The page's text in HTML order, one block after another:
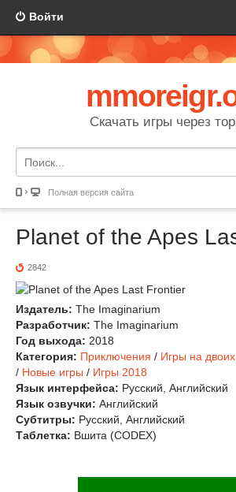
Войти
Скачать игры через
Полная версия сайта
Planet of the Apes
2842
Издатель: The Imaginarium
Разработчик: The Imaginarium
Год выхода: 2018
Категория: Приключения / Игры на двоих
/ Новые игры / Игры 2018
Язык интерфейса: Русский, Английский
Язык озвучки: Английский
Субтитры: Русский, Английский
Таблетка: Вшита (CODEX)